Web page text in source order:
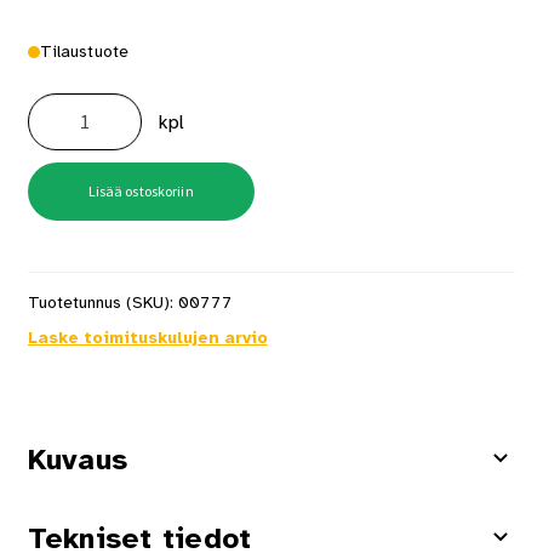
Tilaustuote
Iskuporakone
Expert
Exsb18v-
90
Solo
L-
Boxx
määrä
kpl
Lisää ostoskoriin
Tuotetunnus (SKU): 00777
Laske toimituskulujen arvio
Kuvaus
Tekniset tiedot